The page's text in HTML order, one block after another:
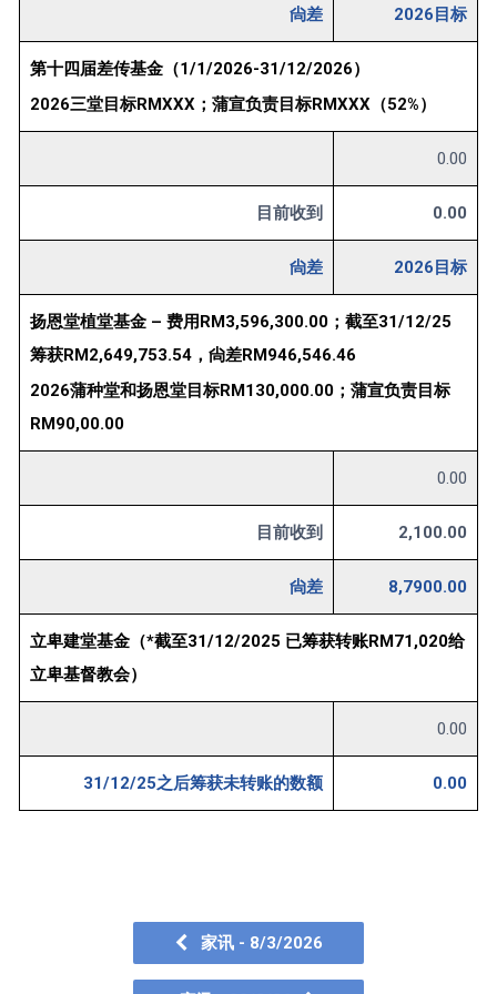
尙差 2026目标
第十四届差传基金（1/1/2026-31/12/2026）
2026三堂目标RMXXX；蒲宣负责目标RMXXX（52%）
0.00
目前收到 0.00
尙差 2026目标
扬恩堂植堂基金 – 费用RM3,596,300.00；截至31/12/25
筹获RM2,649,753.54，尙差RM946,546.46
2026蒲种堂和扬恩堂目标RM130,000.00；蒲宣负责目标
RM90,00.00
0.00
目前收到 2,100.00
尙差 8,7900.00
立卑建堂基金（*截至31/12/2025 已筹获转账RM71,020给
立卑基督教会）
0.00
31/12/25之后筹获未转账的数额 0.00
家讯 - 8/3/2026